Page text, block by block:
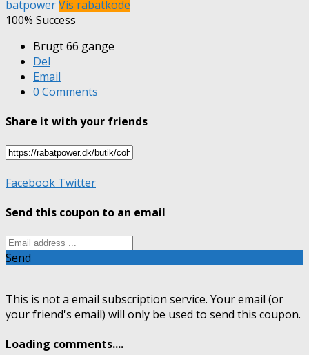
batpowerVis rabatkode
100% Success
Brugt 66 gange
Del
Email
0 Comments
Share it with your friends
Facebook Twitter
Send this coupon to an email
Send
This is not a email subscription service. Your email (or
your friend's email) will only be used to send this coupon.
Loading comments....